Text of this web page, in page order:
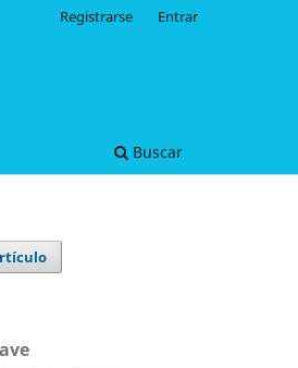
Buscar
Registrarse Entrar